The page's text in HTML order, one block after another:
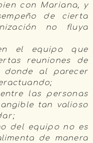
con Mariana, y
de cierta
no fluya
el equipo que
reuniones de
al parecer
las personas
tan valioso
del equipo no es
de manera